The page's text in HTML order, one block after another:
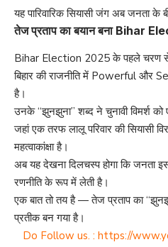
यह पारिवारिक सियासी जंग अब जनता के
तेज प्रताप का बयान बना Bihar
Bihar Election 2025 के पहले चरण से
बिहार की राजनीति में Powerful और
है।
उनके “झुनझुना” शब्द ने चुनावी विमर्श को
जहां एक तरफ लालू परिवार की सियासी
महत्वाकांक्षा है।
अब यह देखना दिलचस्प होगा कि जनता
रणनीति के रूप में लेती है।
एक बात तो तय है — तेज प्रताप का
प्रतीक बन गया है।
Do Follow us. : https://